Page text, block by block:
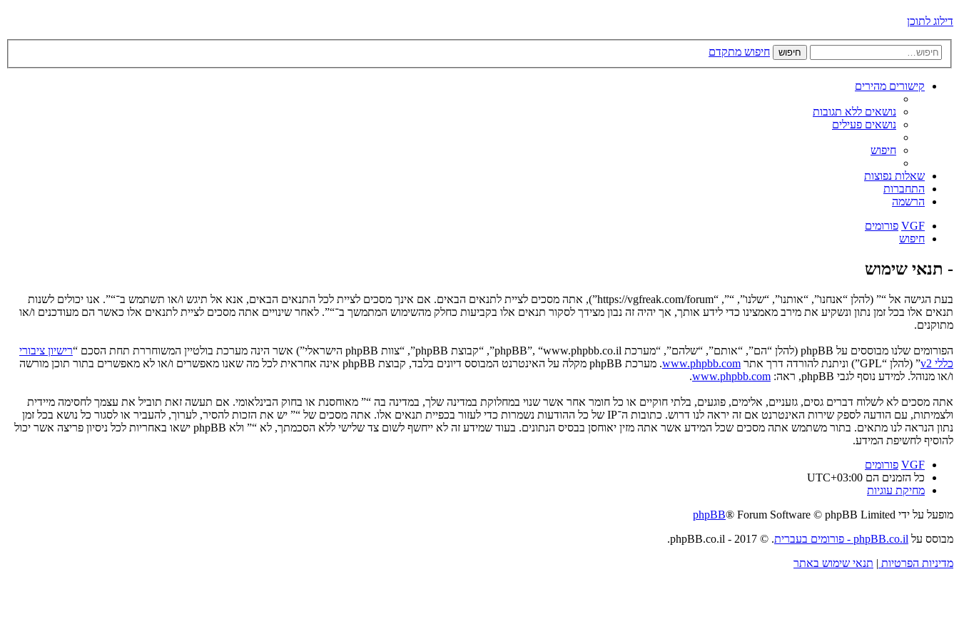
דילוג לתוכן
חיפוש חיפוש מתקדם
קישורים מהירים
נושאים ללא תגובות
נושאים פעילים
חיפוש
שאלות נפוצות
התחברות
הרשמה
VGF פורומים
חיפוש
- תנאי שימוש
בעת הגישה אל “” (להלן “אנחנו”, “אותנו”, “שלנו”, “”, “https://vgfreak.com/forum”), אתה מסכים לציית לתנאים הבאים. אם אינך מסכים לציית לכל התנאים הבאים, אנא אל תיגש ו/או תשתמש ב־“”. אנו יכולים לשנות
תנאים אלו בכל זמן נתון ונשקיע את מירב מאמצינו כדי לידע אותך, אך יהיה זה נבון מצידך לסקור תנאים אלו בקביעות כחלק מהשימוש המתמשך ב־“”. לאחר שינויים אתה מסכים לציית לתנאים אלו כאשר הם מעודכנים ו/או
מתוקנים.
הפורומים שלנו מבוססים על phpBB (להלן “הם”, “אותם”, “שלהם”, “מערכת phpBB”, “www.phpbb.co.il”, “קבוצת phpBB”, “צוות phpBB הישראלי”) אשר הינה מערכת בולטיין המשוחררת תחת הסכם “
רישיון ציבורי
כללי v2
” (להלן “GPL”) וניתנת להורדה דרך אתר www.phpbb.com
. מערכת phpBB מקלה על האינטרנט המבוסס דיונים בלבד, קבוצת phpBB אינה אחראית לכל מה שאנו מאפשרים ו/או לא מאפשרים בתור תוכן מורשה
ו/או מנוהל. למידע נוסף לגבי phpBB, ראה:
www.phpbb.com
.
אתה מסכים לא לשלוח דברים גסים, גזעניים, אלימים, פוגעים, בלתי חוקיים או כל חומר אחר אשר שנוי במחלוקת במדינה שלך, במדינה בה “” מאוחסנת או בחוק הבינלאומי. אם תעשה זאת תוביל את עצמך לחסימה מיידית
ולצמיתות, עם הודעה לספק שירות האינטרנט אם זה יראה לנו דרוש. כתובות ה־IP של כל ההודעות נשמרות כדי לעזור בכפיית תנאים אלו. אתה מסכים של “” יש את הזכות להסיר, לערוך, להעביר או לסגור כל נושא בכל זמן
נתון הנראה לנו מתאים. בתור משתמש אתה מסכים שכל המידע אשר אתה מזין יאוחסן בבסיס הנתונים. בעוד שמידע זה לא ייחשף לשום צד שלישי ללא הסכמתך, לא “” ולא phpBB ישאו באחריות לכל ניסיון פריצה אשר יכול
להוסיף לחשיפת המידע.
VGF פורומים
כל הזמנים הם UTC+03:00
מחיקת עוגיות
מופעל על ידי
phpBB® Forum Software © phpBB Limited
מבוסס על phpBB.co.il - פורומים בעברית
. © 2017 - phpBB.co.il.
מדיניות הפרטיות | תנאי שימוש באתר